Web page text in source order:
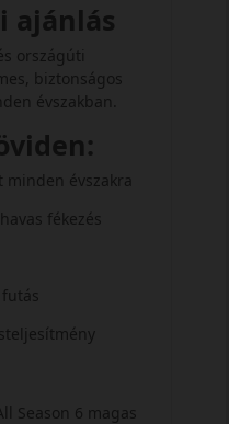
ajánlás
országúti
biztonságos
évszakban.
évszakra
fékezés
futás
Season 6 magas